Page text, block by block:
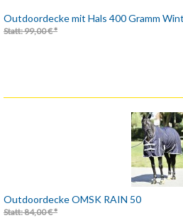
Outdoordecke mit Hals 400 Gramm
Statt: 99,00 € *
Outdoordecke OMSK RAIN 50
Statt: 84,00 € *